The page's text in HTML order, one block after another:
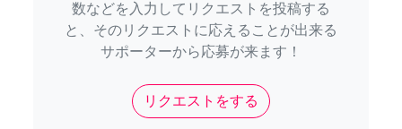
数などを入力してリクエストを投稿する
と、そのリクエストに応えることが出来る
サポーターから応募が来ます！
リクエストをする